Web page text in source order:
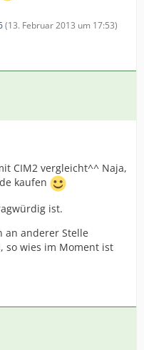
(13. Februar 2013 um 17:53)
CIM2 vergleicht^^ Naja,
kaufen
ist.
an anderer Stelle
so wies im Moment ist